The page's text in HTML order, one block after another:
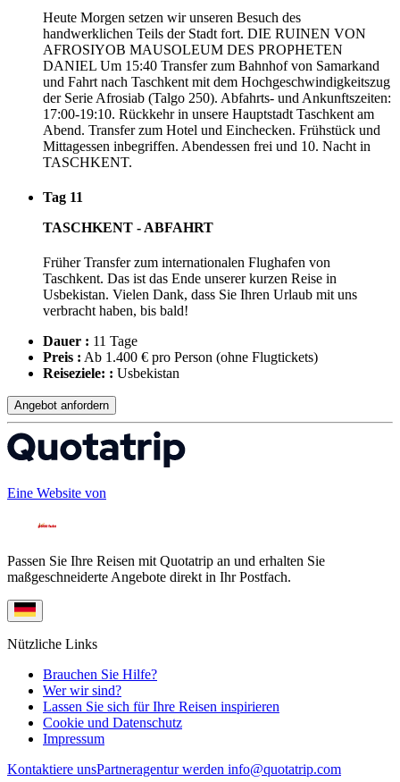
Heute Morgen setzen wir unseren Besuch des
handwerklichen Teils der Stadt fort. DIE RUINEN VON
AFROSIYOB MAUSOLEUM DES PROPHETEN
DANIEL Um 15:40 Transfer zum Bahnhof von Samarkand
und Fahrt nach Taschkent mit dem Hochgeschwindigkeitszug
der Serie Afrosiab (Talgo 250). Abfahrts- und Ankunftszeiten:
17:00-19:10. Rückkehr in unsere Hauptstadt Taschkent am
Abend. Transfer zum Hotel und Einchecken. Frühstück und
Mittagessen inbegriffen. Abendessen frei und 10. Nacht in
TASCHKENT.
Tag 11
TASCHKENT - ABFAHRT
Früher Transfer zum internationalen Flughafen von
Taschkent. Das ist das Ende unserer kurzen Reise in
Usbekistan. Vielen Dank, dass Sie Ihren Urlaub mit uns
verbracht haben, bis bald!
Dauer : 11 Tage
Preis : Ab 1.400 € pro Person (ohne Flugtickets)
Reiseziele: : Usbekistan
Angebot anfordern
Eine Website von
Passen Sie Ihre Reisen mit Quotatrip an und erhalten Sie
maßgeschneiderte Angebote direkt in Ihr Postfach.
Nützliche Links
Brauchen Sie Hilfe?
Wer wir sind?
Lassen Sie sich für Ihre Reisen inspirieren
Cookie und Datenschutz
Impressum
Kontaktiere unsPartneragentur werden info@quotatrip.com